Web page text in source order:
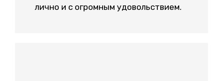
лично и с огромным удовольствием.